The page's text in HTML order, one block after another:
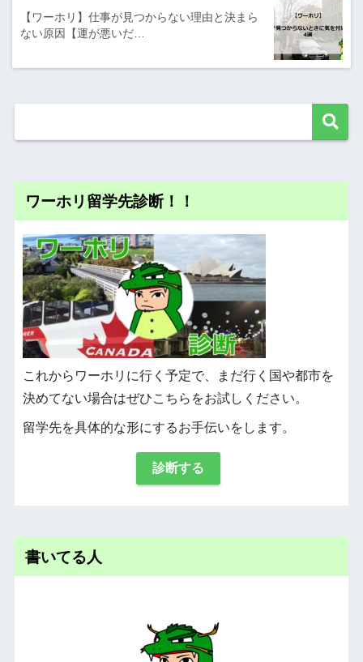
【ワーホリ】仕事が見つからない理由と決まら
ない原因【運が悪いだ…
ワーホリ留学先診断！！
これからワーホリに行く予定で、まだ行く国や都市を
決めてない場合はぜひこちらをお試しください。
留学先を具体的な形にするお手伝いをします。
診断する
書いてる人